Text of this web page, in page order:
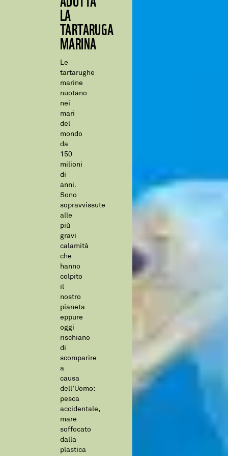
LA
TARTARUGA
MARINA
Le
tartarughe
marine
nuotano
nei
mari
del
mondo
da
150
milioni
di
anni.
Sono
sopravvissute
alle
più
gravi
calamità
che
hanno
colpito
il
nostro
pianeta
eppure
oggi
rischiano
di
scomparire
a
causa
dell’Uomo:
pesca
accidentale,
mare
soffocato
dalla
plastica